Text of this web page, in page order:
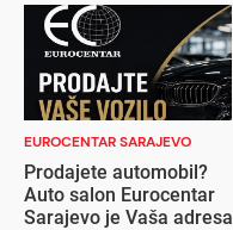
EUROCENTAR SARAJEVO
Prodajete automobil?
Auto salon Eurocentar
Sarajevo je Vaša adresa